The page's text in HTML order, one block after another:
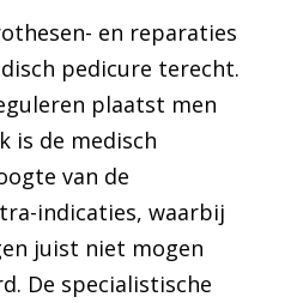
en reparaties
pedicure terecht.
plaatst men
is de medisch
van de
indicaties, waarbij
juist niet mogen
De specialistische